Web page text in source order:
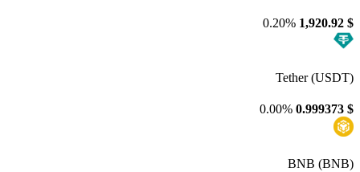
$
1,920.92
0.20%
Tether (USDT)
$
0.999373
0.00%
BNB (BNB)